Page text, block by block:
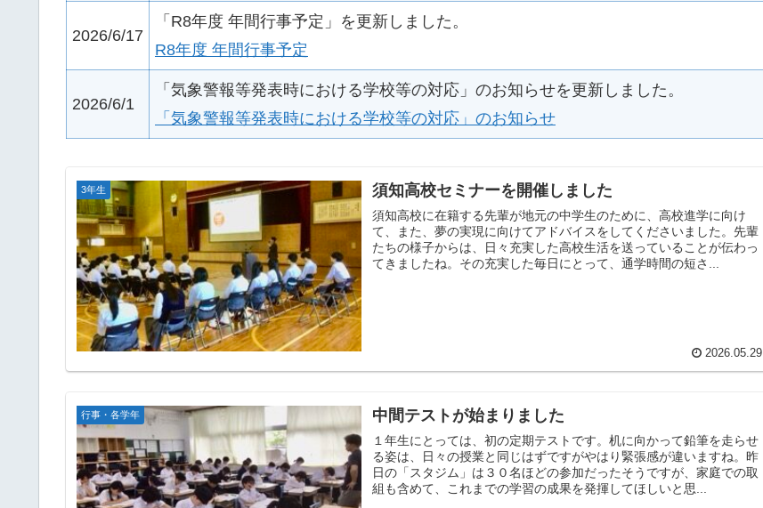
2026/6/17
「R8年度 年間行事予定」を更新しました。
R8年度 年間行事予定
2026/6/1
「気象警報等発表時における学校等の対応」のお知らせを更新しました。
「気象警報等発表時における学校等の対応」のお知らせ
3年生 須知高校セミナーを開催しました
須知高校に在籍する先輩が地元の中学生のために、高校進学に向け
て、また、夢の実現に向けてアドバイスをしてくださいました。先輩
たちの様子からは、日々充実した高校生活を送っていることが伝わっ
てきましたね。その充実した毎日にとって、通学時間の短さ...
2026.05.29
行事・各学年 中間テストが始まりました
１年生にとっては、初の定期テストです。机に向かって鉛筆を走らせ
る姿は、日々の授業と同じはずですがやはり緊張感が違いますね。昨
日の「スタジム」は３０名ほどの参加だったそうですが、家庭での取
組も含めて、これまでの学習の成果を発揮してほしいと思...